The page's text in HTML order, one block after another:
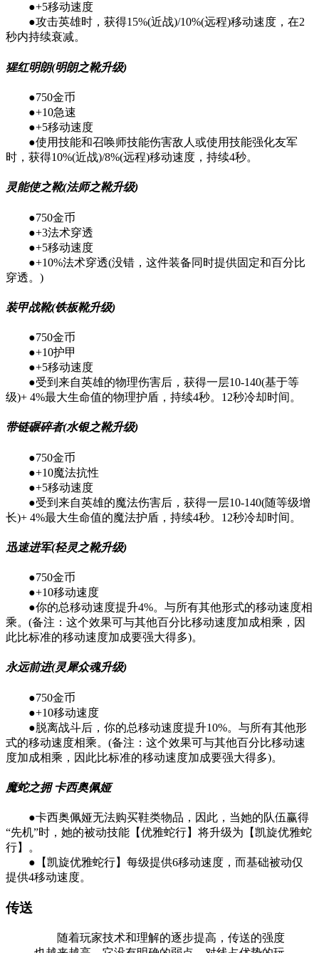
●+5移动速度
●攻击英雄时，获得15%(近战)/10%(远程)移动速度，在2
秒内持续衰减。
猩红明朗(明朗之靴升级)
●750金币
●+10急速
●+5移动速度
●使用技能和召唤师技能伤害敌人或使用技能强化友军
时，获得10%(近战)/8%(远程)移动速度，持续4秒。
灵能使之靴(法师之靴升级)
●750金币
●+3法术穿透
●+5移动速度
●+10%法术穿透(没错，这件装备同时提供固定和百分比
穿透。)
装甲战靴(铁板靴升级)
●750金币
●+10护甲
●+5移动速度
●受到来自英雄的物理伤害后，获得一层10-140(基于等
级)+ 4%最大生命值的物理护盾，持续4秒。12秒冷却时间。
带链碾碎者(水银之靴升级)
●750金币
●+10魔法抗性
●+5移动速度
●受到来自英雄的魔法伤害后，获得一层10-140(随等级增
长)+ 4%最大生命值的魔法护盾，持续4秒。12秒冷却时间。
迅速进军(轻灵之靴升级)
●750金币
●+10移动速度
●你的总移动速度提升4%。与所有其他形式的移动速度相
乘。(备注：这个效果可与其他百分比移动速度加成相乘，因
此比标准的移动速度加成要强大得多)。
永远前进(灵犀众魂升级)
●750金币
●+10移动速度
●脱离战斗后，你的总移动速度提升10%。与所有其他形
式的移动速度相乘。(备注：这个效果可与其他百分比移动速
度加成相乘，因此比标准的移动速度加成要强大得多)。
魔蛇之拥 卡西奥佩娅
●卡西奥佩娅无法购买鞋类物品，因此，当她的队伍赢得
“先机”时，她的被动技能【优雅蛇行】将升级为【凯旋优雅蛇
行】。
●【凯旋优雅蛇行】每级提供6移动速度，而基础被动仅
提供4移动速度。
传送
随着玩家技术和理解的逐步提高，传送的强度